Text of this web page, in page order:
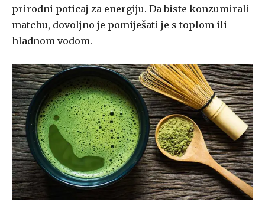
prirodni poticaj za energiju. Da biste konzumirali
matchu, dovoljno je pomiješati je s toplom ili
hladnom vodom.